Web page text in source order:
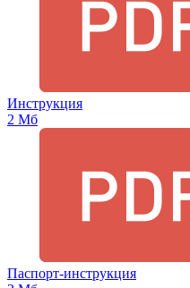
Инструкция
2 Мб
Паспорт-инструкция